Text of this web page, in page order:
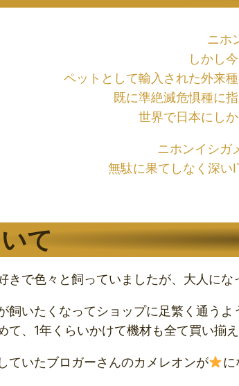
ニホ
しかし
ペットとして輸入された外来
既に準絶滅危惧種に
世界で日本にし
ニホンイシガ
無駄に果てしなく深い
て
きで色々と飼っていましたが、大人に
飼いたくなってショップに足繁く通うよ
て、1年くらいかけて機材も全て買い揃
ていたブロガーさんのカメレオンが に